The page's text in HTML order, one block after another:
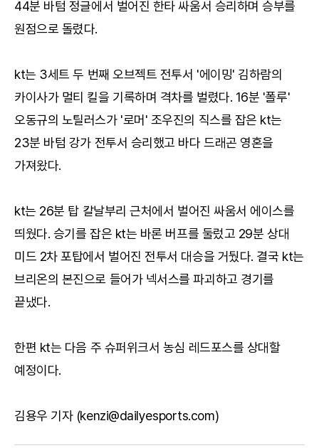
44분 바텀 정글에서 벌어진 한타 싸움서 승리하며 승부를
원점으로 돌렸다.
kt는 3세트 두 번째 오브젝트 전투서 '에이밍' 김하람의
카이사가 멀티 킬을 기록하며 격차를 벌렸다. 16분 '폴루'
오동규의 노틸러스가 '로머' 조우진의 직스를 잡은 kt는
23분 바텀 강가 전투서 승리했고 바다 드래곤 영혼을
가져왔다.
kt는 26분 탑 칼날부리 근처에서 벌어진 싸움서 에이스를
띄웠다. 승기를 잡은 kt는 바론 버프를 둘렀고 29분 상대
미드 2차 포탑에서 벌어진 전투서 대승을 거뒀다. 결국 kt는
브리온의 본진으로 들어가 넥서스를 파괴하고 경기를
끝냈다.
한편 kt는 다음 주 슈퍼위크서 농심 레드포스를 상대할
예정이다.
김용우 기자 (kenzi@dailyesports.com)